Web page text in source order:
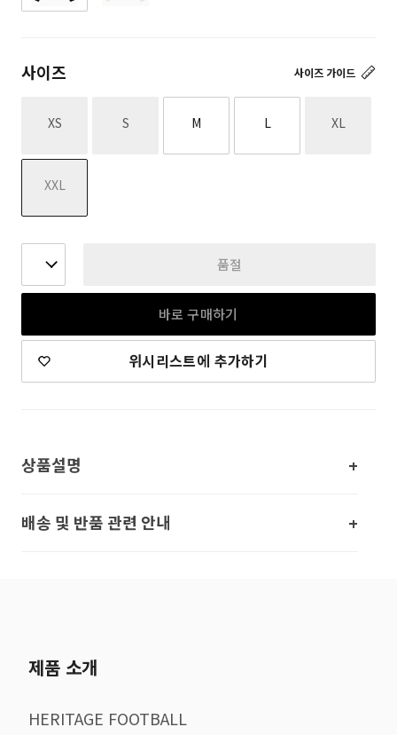
사이즈 가이드
사이즈
XS재고없음 S재고없음 M L XL
XXL
품절
바로 구매하기
위시리스트에 추가하기
상품설명
배송 및 반품 관련 안내
제품 소개
HERITAGE FOOTBALL